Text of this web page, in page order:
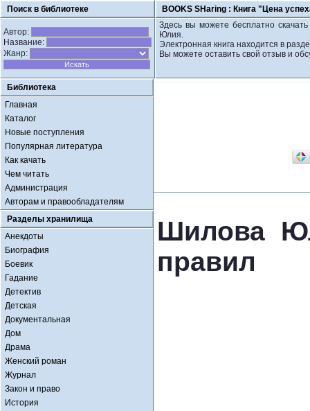
Поиск в библиотеке BOOKS SHaring : Книга "Цена
Автор:
Название:
Жанр:
Здесь вы можете бесплатно
Юлия.
Электронная книга находится в
Вы можете оставить свой отзыв и
Библиотека
Главная
Каталог
Новые поступления
Популярная литература
Как качать
Чем читать
Администрация
Авторам и правообладателям
Разделы хранилища
Анекдоты
Биография
Боевик
Гадание
Детектив
Детская
Документальная
Дом
Драма
Женский роман
Журнал
Закон и право
История
Шилова
правил